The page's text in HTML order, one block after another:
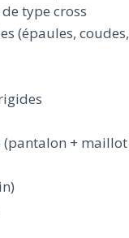
type cross
(épaules, coudes,
+ maillot